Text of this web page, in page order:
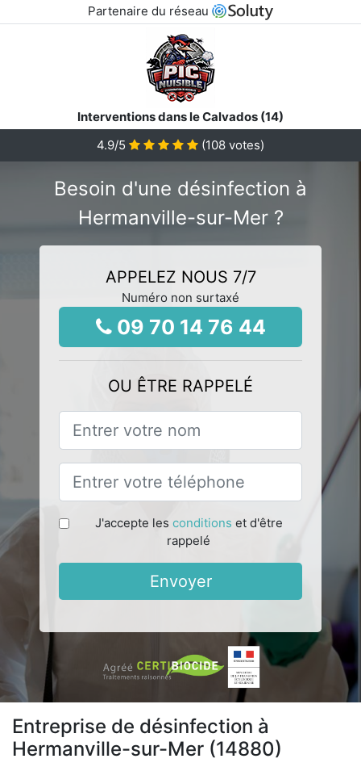
Partenaire du réseau
Interventions dans le Calvados (14)
4.9/5 (108 votes)
Besoin d'une désinfection à
Hermanville-sur-Mer ?
APPELEZ NOUS 7/7
Numéro non surtaxé
09 70 14 76 44
OU ÊTRE RAPPELÉ
J'accepte les conditions et d'être
rappelé
Envoyer
Entreprise de désinfection à
Hermanville-sur-Mer (14880)